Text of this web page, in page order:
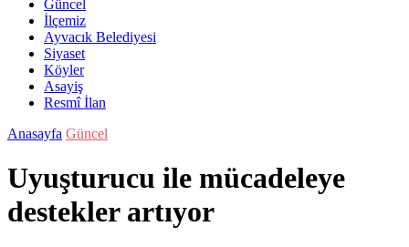
Güncel
İlçemiz
Ayvacık Belediyesi
Siyaset
Köyler
Asayiş
Resmî İlan
Anasayfa Güncel
Uyuşturucu ile mücadeleye
destekler artıyor